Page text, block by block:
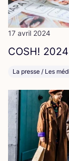
17 avril 2024
COSH! 2024
La presse / Les